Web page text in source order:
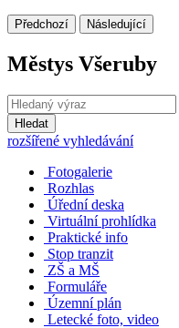
Předchozí Následující
Městys Všeruby
Hledat
rozšířené vyhledávání
Fotogalerie
Rozhlas
Úřední deska
Virtuální prohlídka
Praktické info
Stop tranzit
ZŠ a MŠ
Formuláře
Územní plán
Letecké foto, video